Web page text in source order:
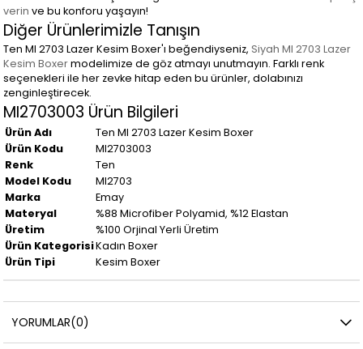
verin ve bu konforu yaşayın!
Diğer Ürünlerimizle Tanışın
Ten MI 2703 Lazer Kesim Boxer'ı beğendiyseniz,Siyah MI 2703 Lazer
Kesim Boxermodelimize de göz atmayı unutmayın. Farklı renk
seçenekleri ile her zevke hitap eden bu ürünler, dolabınızı
zenginleştirecek.
MI2703003 Ürün Bilgileri
Ürün Adı
Ten MI 2703 Lazer Kesim Boxer
Ürün Kodu
MI2703003
Renk
Ten
Model Kodu
MI2703
Marka
Emay
Materyal
%88 Microfiber Polyamid, %12 Elastan
Üretim
%100 Orjinal Yerli Üretim
Ürün KategorisiKadın Boxer
Ürün Tipi
Kesim Boxer
YORUMLAR(0)